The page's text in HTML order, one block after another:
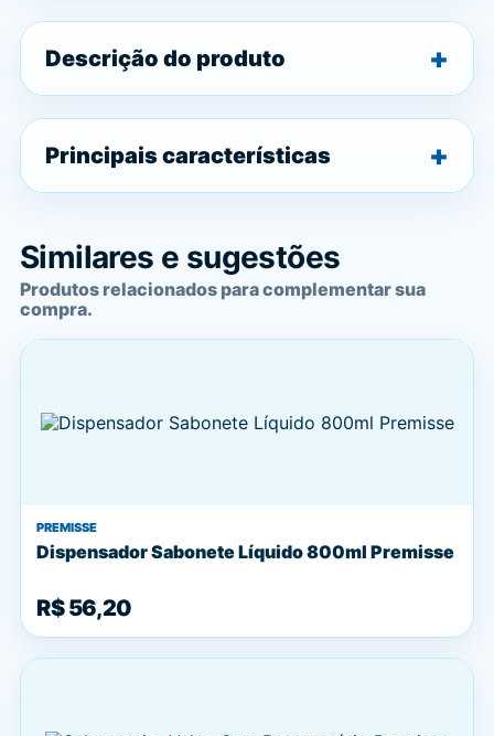
Descrição do produto
Principais características
Similares e sugestões
Produtos relacionados para complementar sua
compra.
PREMISSE
Dispensador Sabonete Líquido 800ml Premisse
R$ 56,20